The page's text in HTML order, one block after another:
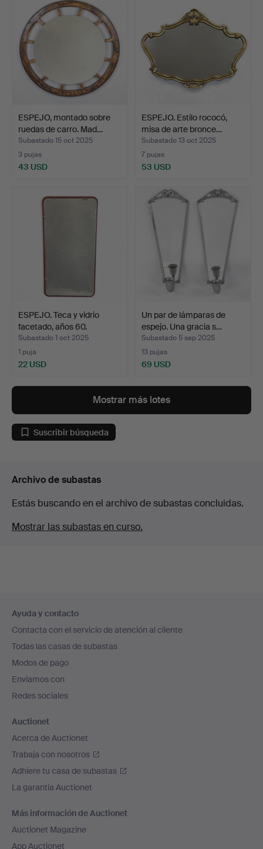
ESPEJO, montado sobre
ruedas de carro. Mad…
Subastado 15 oct 2025
3 pujas
43 USD
ESPEJO. Estilo rococó,
misa de arte bronce…
Subastado 13 oct 2025
7 pujas
53 USD
ESPEJO. Teca y vidrio
facetado, años 60.
Subastado 1 oct 2025
1 puja
22 USD
Un par de lámparas de
espejo. Una gracia s…
Subastado 5 sep 2025
13 pujas
69 USD
Mostrar más lotes
Suscribir búsqueda
Archivo de subastas
Estás buscando en el archivo de subastas concluidas.
Mostrar las subastas en curso.
en
el
pie
de
página
Ayuda y contacto
Contacta con el servicio de atención al cliente
Todas las casas de subastas
Modos de pago
Enviamos con
Redes sociales
Auctionet
Acerca de Auctionet
Trabaja con nosotros
Adhiere tu casa de subastas
La garantía Auctionet
Más información de Auctionet
Auctionet Magazine
App Auctionet